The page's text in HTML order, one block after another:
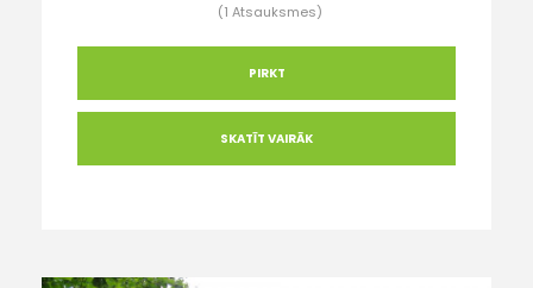
(1 Atsauksmes)
PIRKT
SKATĪT VAIRĀK